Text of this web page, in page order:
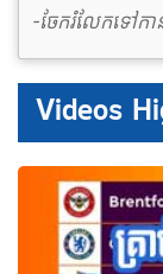
-ចែករំលែកទៅក
Videos